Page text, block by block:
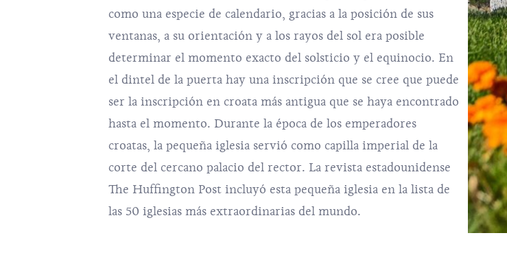
como una especie de calendario, gracias a la posición de sus
ventanas, a su orientación y a los rayos del sol era posible
determinar el momento exacto del solsticio y el equinocio. En
el dintel de la puerta hay una inscripción que se cree que puede
ser la inscripción en croata más antigua que se haya encontrado
hasta el momento. Durante la época de los emperadores
croatas, la pequeña iglesia servió como capilla imperial de la
corte del cercano palacio del rector. La revista estadounidense
The Huffington Post incluyó esta pequeña iglesia en la lista de
las 50 iglesias más extraordinarias del mundo.